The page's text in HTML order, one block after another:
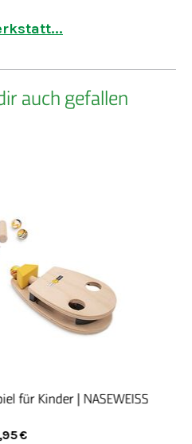
uns auf die individuellen
unserer Kunden ein
der Leistungen. Mit
werden Ihre
auch gefallen
und selber ausmalen für
28,90